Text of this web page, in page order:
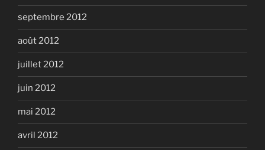
septembre 2012
août 2012
juillet 2012
juin 2012
mai 2012
avril 2012